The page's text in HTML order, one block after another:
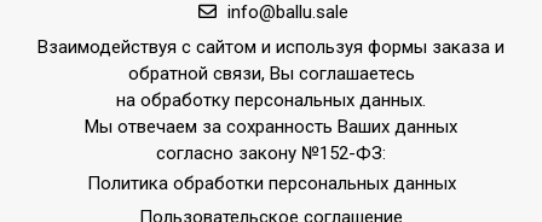
info@ballu.sale
Взаимодействуя с сайтом и используя формы заказа и
обратной связи, Вы соглашаетесь
на обработку персональных данных.
Мы отвечаем за сохранность Ваших данных
согласно закону №152-ФЗ:
Политика обработки персональных данных
Пользовательское соглашение